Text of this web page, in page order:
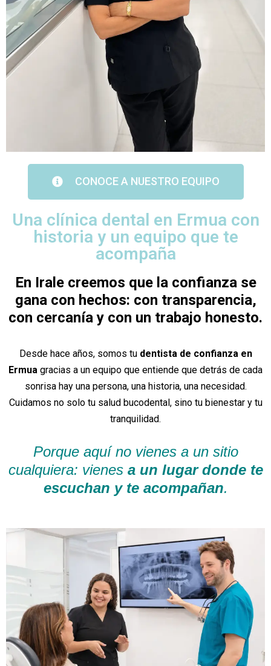
CONOCE A NUESTRO EQUIPO
Una clínica dental en Ermua con
historia y un equipo que te
acompaña
En Irale creemos que la confianza se
gana con hechos: con transparencia,
con cercanía y con un trabajo honesto.
Desde hace años, somos tu dentista de confianza en
Ermua gracias a un equipo que entiende que detrás de cada
sonrisa hay una persona, una historia, una necesidad.
Cuidamos no solo tu salud bucodental, sino tu bienestar y tu
tranquilidad.
Porque aquí no vienes a un sitio
cualquiera: vienes a un lugar donde te
escuchan y te acompañan.